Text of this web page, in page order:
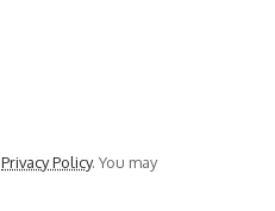
Privacy Policy. You may